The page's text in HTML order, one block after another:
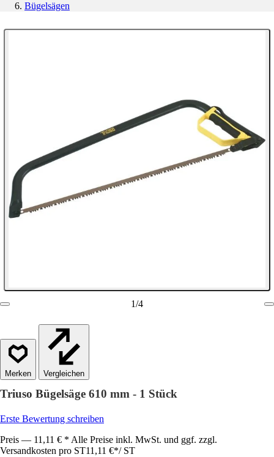
Bügelsägen
1/4
Vergleichen
Triuso Bügelsäge 610 mm - 1 Stück
Erste Bewertung schreiben
Preis — 11,11 € * Alle Preise inkl. MwSt. und ggf. zzgl.
Versandkosten pro ST11,11 €*/ ST